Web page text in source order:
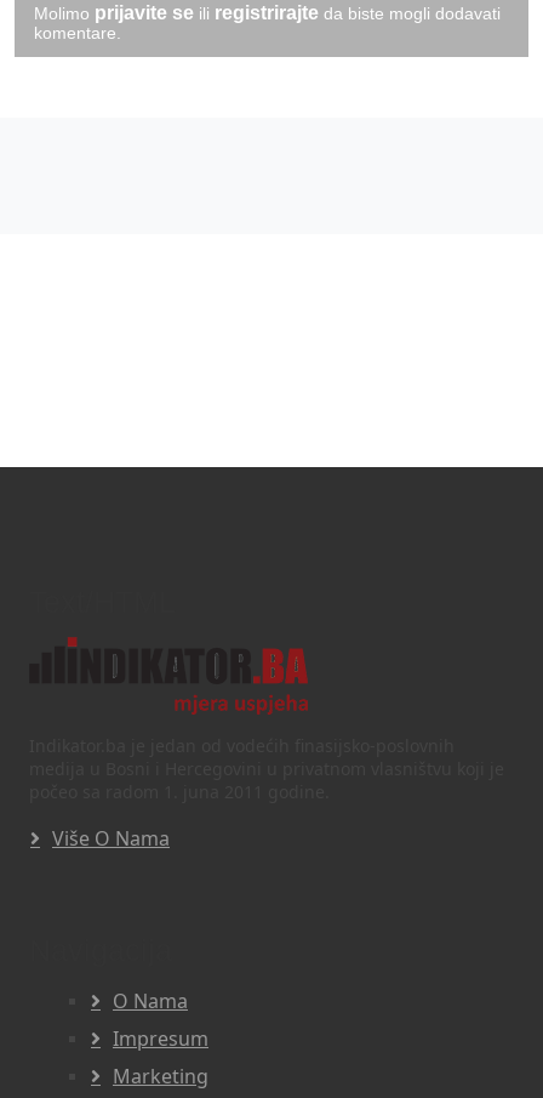
Molimo prijavite se ili registrirajte da biste mogli dodavati
komentare.
Više O Nama
O Nama
Impresum
Marketing